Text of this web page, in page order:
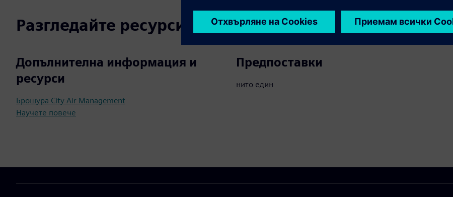
Разгледайте ресурси и свързани продукти
Допълнителна информация и
ресурси
Брошура City Air Management
Научете повече
Предпоставки
нито един